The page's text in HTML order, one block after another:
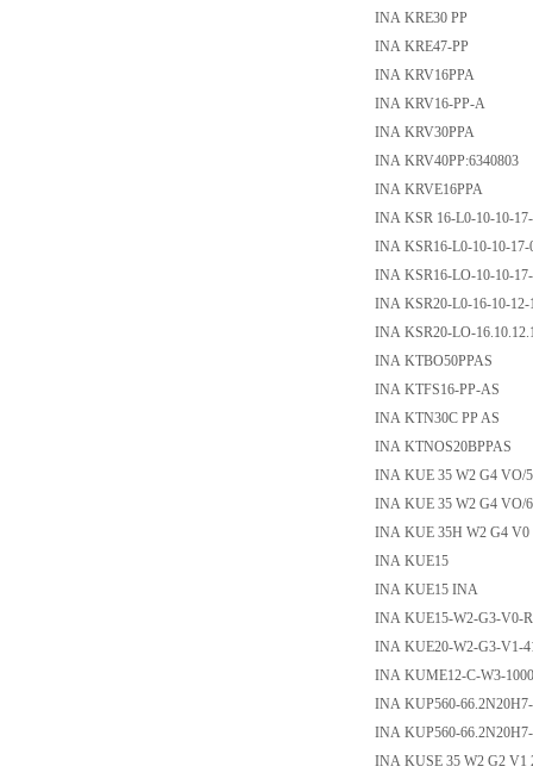
INA KRE30 PP
INA KRE47-PP
INA KRV16PPA
INA KRV16-PP-A
INA KRV30PPA
INA KRV40PP:6340803
INA KRVE16PPA
INA KSR 16-L0-10-10-
INA KSR16-L0-10-10-17-
INA KSR16-LO-10-10-
INA KSR20-L0-16-10-12-
INA KSR20-LO-
INA KTBO50PPAS
INA KTFS16-PP-AS
INA KTN30C PP AS
INA KTNOS20BPPAS
INA KUE 35 W2 G4 VO/
INA KUE 35 W2 G4 VO/
INA KUE 35H W2 G4 V0
INA KUE15
INA KUE15 INA
INA KUE15-W2-G3-V0-
INA KUE20-W2-G3-V1-
INA KUME12-C-W3-
INA KUP560-
INA KUP560-
INA KUSE 35 W2 G2 V1